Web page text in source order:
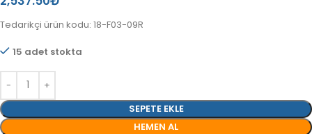
Tedarikçi ürün kodu: 18-F03-09R
15 adet stokta
SEPETE EKLE
HEMEN AL